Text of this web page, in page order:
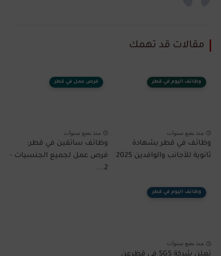
مقالات قد تهمك
وظائف اليوم في قطر
منذ بضع سنوات
وظائف في قطر بشهادة
ثانوية للأجانب والوافدين 2025
فرص عمل في قطر
منذ بضع سنوات
وظائف سائقين في قطر:
فرص عمل لجميع الجنسيات -
2...
وظائف اليوم في قطر
منذ بضع سنوات